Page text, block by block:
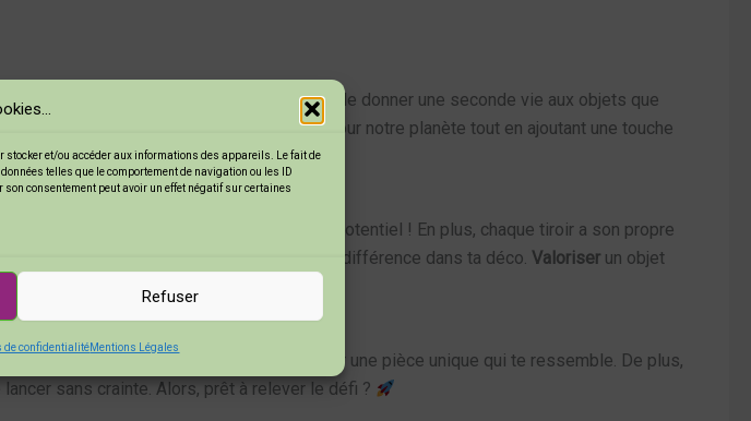
et/ou accéder aux informations des appareils. Le fait de
telles que le comportement de navigation ou les ID
consentement peut avoir un effet négatif sur certaines
Refuser
de confidentialitéMentions Légales
bouffée d’air frais. C’est l’occasion de donner une seconde vie aux objets que
en étagère décorative, tu fais un geste pour notre planète tout en ajoutant une touche
les greniers ou les garages. Ils ont du potentiel ! En plus, chaque tiroir a son propre
ce petit côté rétro qui peut vraiment faire la différence dans ta déco. Valoriser un objet
exprimer ton style personnel et réaliser une pièce unique qui te ressemble. De plus,
sans crainte. Alors, prêt à relever le défi ?